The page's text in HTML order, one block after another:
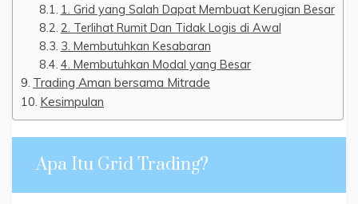
1. Grid yang Salah Dapat Membuat Kerugian Besar
2. Terlihat Rumit Dan Tidak Logis di Awal
3. Membutuhkan Kesabaran
4. Membutuhkan Modal yang Besar
Trading Aman bersama Mitrade
Kesimpulan
Apa Itu Grid Trading?